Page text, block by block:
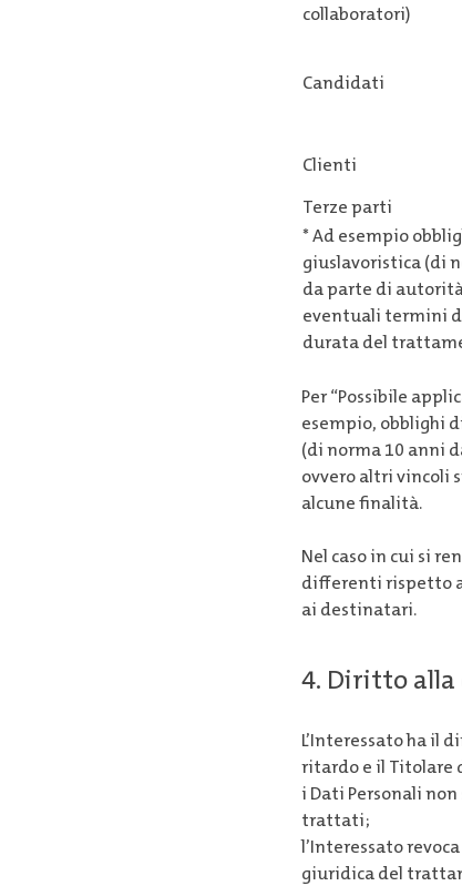
collaboratori)
Candidati
Clienti
Terze parti
* Ad esempio
giuslavoristica (di
da parte di
eventuali termini
durata del
Per “Possibile
esempio, obblighi
(di norma 10 anni
ovvero altri vincoli
alcune finalità.
Nel caso in cui si
differenti rispetto
ai destinatari.
4. Diritto alla
L’Interessato ha il
ritardo e il Titolare
i Dati Personali
trattati;
l’Interessato
giuridica del